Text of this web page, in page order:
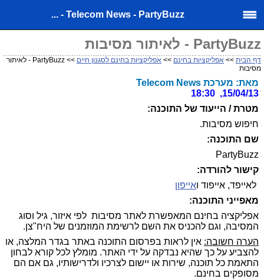
Telecom News - PartyBuzz - ...
PartyBuzz - לאיתור מסיבות
דף הבית >> אפליקציות בחינם >> אפליקציות בחינם לסגנון חיים
>> PartyBuzz - לאיתור
מסיבות
מאת: מערכת Telecom News
15/04/13, 18:30
מטרת / הייעוד של התוכנה:
חיפוש מסיבות.
שם התוכנה:
PartyBuzz
קישור להורדה:
לאייפד, אייפוד ואייפון
מאפייני התוכנה:
אפליקציה בחינם המאפשרת לאתר מסיבות לפי איזור, גיל וסוג
המסיבה, וגם להכניס את השם לרשימת המוזמנים של היח"צן.
הערה חשובה: אין לראות בפרסום התוכנה באתר בגדר המלצה, או
להצביע על כך שהיא נבדקה על ידי האתר. מומלץ לכל קורא לבחון
התאמת כל תוכנה, שירות או יישום לצרכיו ולדרישותיו, גם אם הם
מסופקים בחינם.